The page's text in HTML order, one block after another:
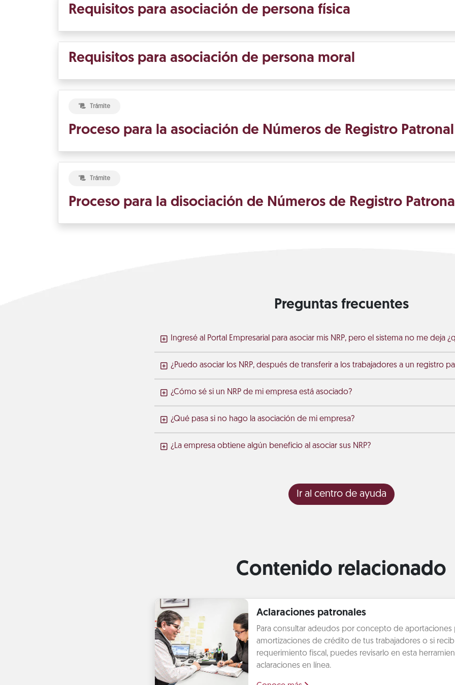
Requisitos para asociación de persona física
Requisitos para asociación de persona moral
Trámite
Proceso para la asociación de Números de Registro Patronal
Trámite
Proceso para la disociación de Números de Registro
Preguntas frecuentes
Ingresé al Portal Empresarial para asociar mis NRP, pero el sistema no me deja
¿Puedo asociar los NRP, después de transferir a los trabajadores a un registro
¿Cómo sé si un NRP de mi empresa está asociado?
¿Qué pasa si no hago la asociación de mi empresa?
¿La empresa obtiene algún beneficio al asociar sus NRP?
Ir al centro de ayuda
Contenido relacionado
Aclaraciones patronales
Para consultar adeudos por concepto de aportaciones
amortizaciones de crédito de tus trabajadores o si
requerimiento fiscal, puedes revisarlo en esta
aclaraciones en línea.